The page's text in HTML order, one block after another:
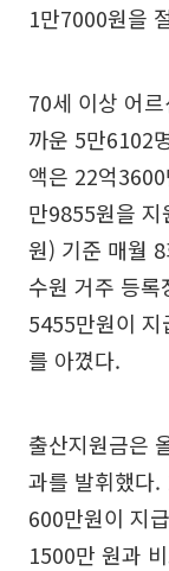
1만7000원을
70세 이상 어
까운 5만6102
액은 22억
만9855원을
원) 기준 매월
수원 거주 등
5455만원이
를 아꼈다.
출산지원금은
과를 발휘했다
600만원이 지
1500만 원과